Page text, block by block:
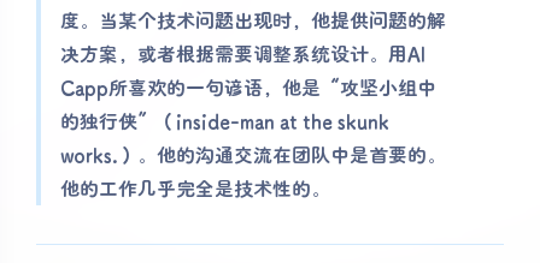
度。当某个技术问题出现时，他提供问题的解
决方案，或者根据需要调整系统设计。用Al
Capp所喜欢的一句谚语，他是“攻坚小组中
的独行侠”（inside-man at the skunk
works.）。他的沟通交流在团队中是首要的。
他的工作几乎完全是技术性的。